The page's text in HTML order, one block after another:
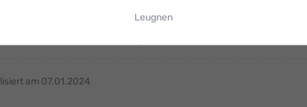
fehlgeschlagen? Ein unbekannter Fehler ist
und elf hilfreiche Lösungen.
am 07.01.2024
Leugnen